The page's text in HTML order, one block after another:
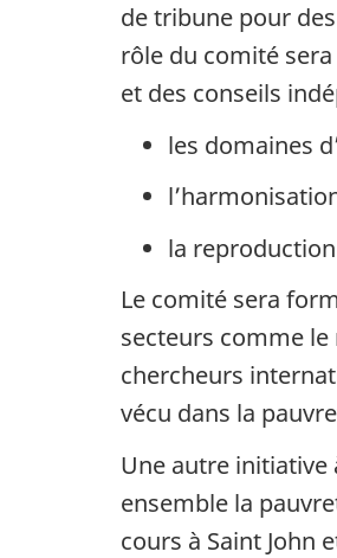
de tribune pour
rôle du comité
et des conseils
les domaines
la
Le comité sera
secteurs comme
chercheurs
vécu dans la
Une autre initiative
ensemble la
cours à Saint John